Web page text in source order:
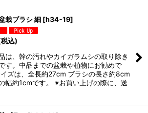
栽ブラシ 細 [h34-19]
込)
は、幹の汚れやカイガラムシの取り除き
す。中品までの盆栽や植物にお勧めで
ズは、全長約27cm ブラシの長さ約8cm
幅約1cmです。 ※お買い上げの際に、送